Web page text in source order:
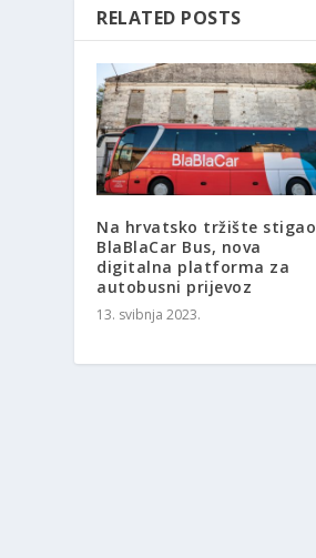
RELATED POSTS
Na hrvatsko tržište stigao
BlaBlaCar Bus, nova
digitalna platforma za
autobusni prijevoz
13. svibnja 2023.